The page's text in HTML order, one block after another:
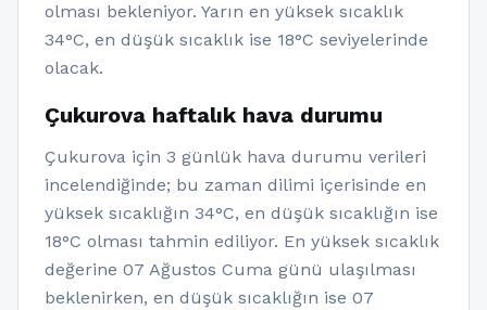
olması bekleniyor. Yarın en yüksek sıcaklık
34°C, en düşük sıcaklık ise 18°C seviyelerinde
olacak.
Çukurova haftalık hava durumu
Çukurova için 3 günlük hava durumu verileri
incelendiğinde; bu zaman dilimi içerisinde en
yüksek sıcaklığın 34°C, en düşük sıcaklığın ise
18°C olması tahmin ediliyor. En yüksek sıcaklık
değerine 07 Ağustos Cuma günü ulaşılması
beklenirken, en düşük sıcaklığın ise 07